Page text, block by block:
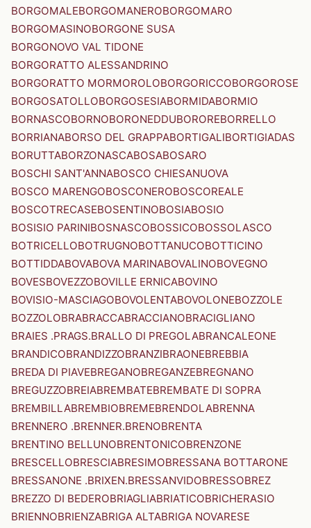
BORGOMALEBORGOMANEROBORGOMARO
BORGOMASINOBORGONE SUSA
BORGONOVO VAL TIDONE
BORGORATTO ALESSANDRINO
BORGORATTO MORMOROLOBORGORICCOBORGOROSE
BORGOSATOLLOBORGOSESIABORMIDABORMIO
BORNASCOBORNOBORONEDDUBOROREBORRELLO
BORRIANABORSO DEL GRAPPABORTIGALIBORTIGIADAS
BORUTTABORZONASCABOSABOSARO
BOSCHI SANT'ANNABOSCO CHIESANUOVA
BOSCO MARENGOBOSCONEROBOSCOREALE
BOSCOTRECASEBOSENTINOBOSIABOSIO
BOSISIO PARINIBOSNASCOBOSSICOBOSSOLASCO
BOTRICELLOBOTRUGNOBOTTANUCOBOTTICINO
BOTTIDDABOVABOVA MARINABOVALINOBOVEGNO
BOVESBOVEZZOBOVILLE ERNICABOVINO
BOVISIO-MASCIAGOBOVOLENTABOVOLONEBOZZOLE
BOZZOLOBRABRACCABRACCIANOBRACIGLIANO
BRAIES .PRAGS.BRALLO DI PREGOLABRANCALEONE
BRANDICOBRANDIZZOBRANZIBRAONEBREBBIA
BREDA DI PIAVEBREGANOBREGANZEBREGNANO
BREGUZZOBREIABREMBATEBREMBATE DI SOPRA
BREMBILLABREMBIOBREMEBRENDOLABRENNA
BRENNERO .BRENNER.BRENOBRENTA
BRENTINO BELLUNOBRENTONICOBRENZONE
BRESCELLOBRESCIABRESIMOBRESSANA BOTTARONE
BRESSANONE .BRIXEN.BRESSANVIDOBRESSOBREZ
BREZZO DI BEDEROBRIAGLIABRIATICOBRICHERASIO
BRIENNOBRIENZABRIGA ALTABRIGA NOVARESE